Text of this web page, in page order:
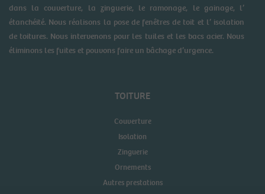
dans la couverture, la zinguerie, le ramonage, le gainage, l’
étanchéité. Nous réalisons la pose de fenêtres de toit et l’ isolation
de toitures. Nous intervenons pour les tuiles et les bacs acier. Nous
éliminons les fuites et pouvons faire un bâchage d’urgence.
TOITURE
Couverture
Isolation
Zinguerie
Ornements
Autres prestations